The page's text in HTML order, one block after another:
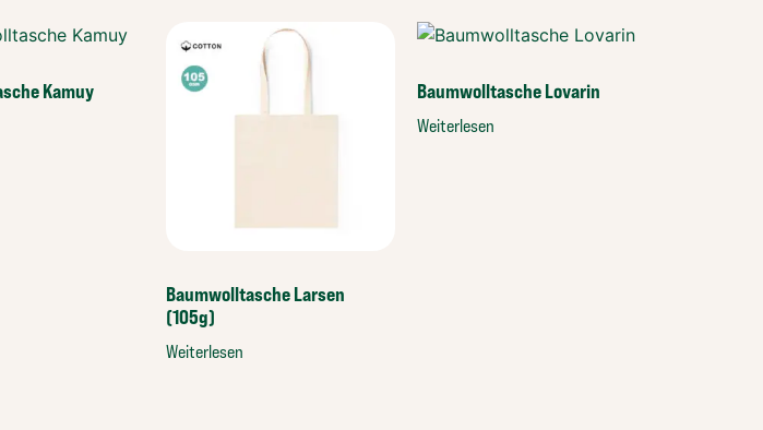
Kamuy
Baumwolltasche Larsen
(105g)
Weiterlesen
Baumwolltasche Lovarin
Weiterlesen